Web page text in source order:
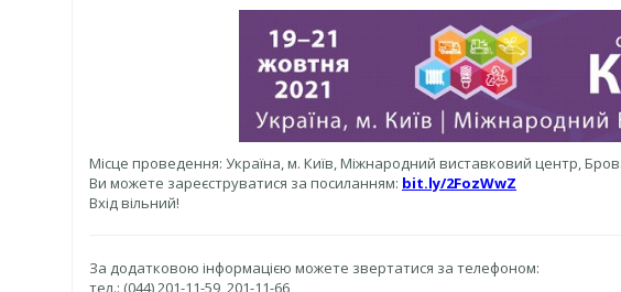
Місце проведення: Україна, м. Київ, Міжнародний виставковий центр,
Ви можете зареєструватися за посиланням: bit.ly/2FozWwZ
Вхід вільний!
За додатковою інформацією можете звертатися за телефоном:
тел.: (044) 201-11-59, 201-11-66